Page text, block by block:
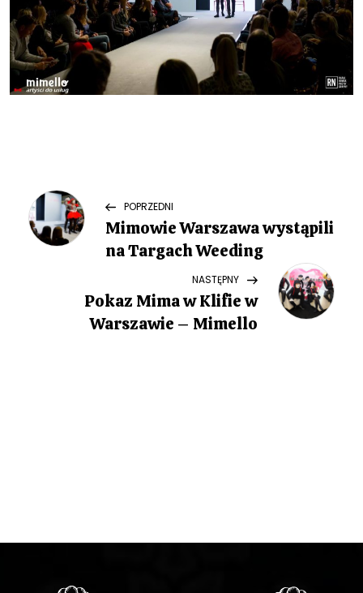
N
a
Previous
Post
POPRZEDNI
Mimowie Warszawa wystąpili
na Targach Weeding
Post
NASTĘPNY
Pokaz Mima w Klifie w
Warszawie – Mimello